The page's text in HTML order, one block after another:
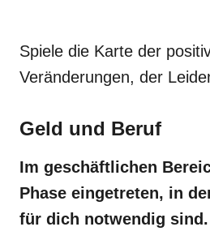
Spiele die Karte der
Veränderungen, der
Geld und Beruf
Im geschäftlichen
Phase eingetreten, in
für dich notwendig sind.